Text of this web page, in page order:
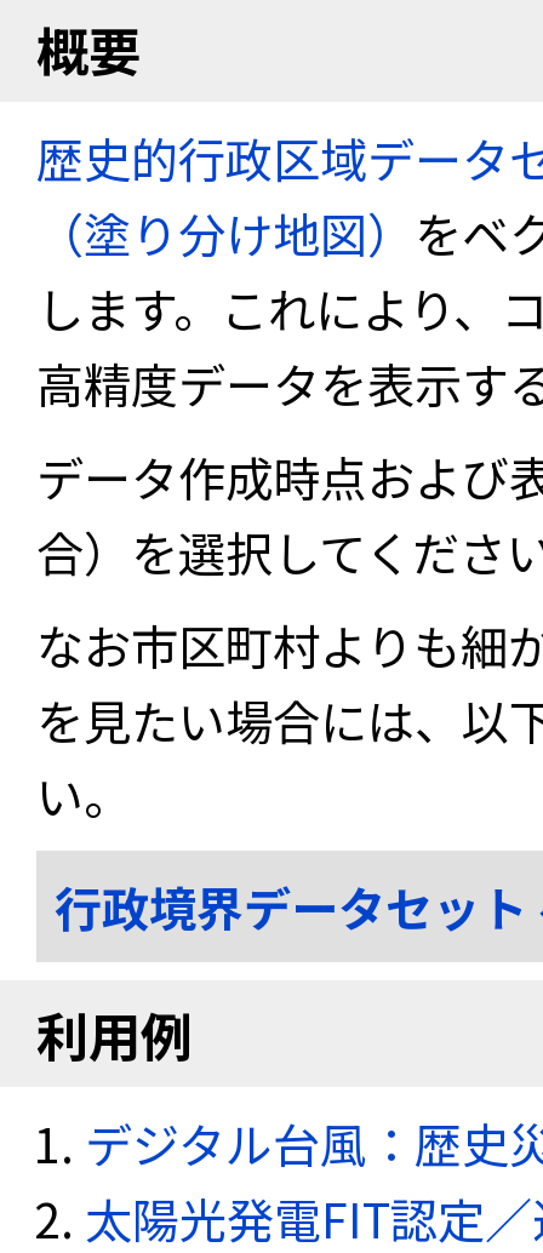
概要
歴史的行政区域データ
（塗り分け地図） をベ
します。これにより、
高精度データを表示す
データ作成時点および
合）を選択してくださ
なお市区町村よりも細
を見たい場合には、以
い。
行政境界データセッ
利用例
デジタル台風：歴史
太陽光発電FIT認定